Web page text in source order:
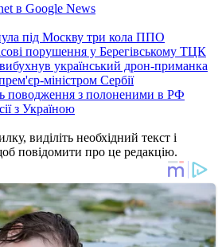
в Google News
під Москву три кола ППО
порушення у Берегівському ТЦК
український дрон-приманка
міністром Сербії
поводження з полоненими в РФ
з Україною
виділіть необхідний текст і
повідомити про це редакцію.